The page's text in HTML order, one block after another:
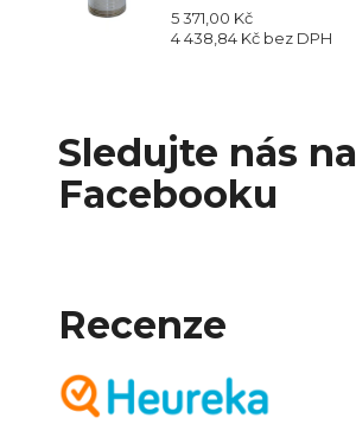
5 371,00 Kč
4 438,84 Kč bez DPH
Sledujte nás na
Facebooku
Recenze